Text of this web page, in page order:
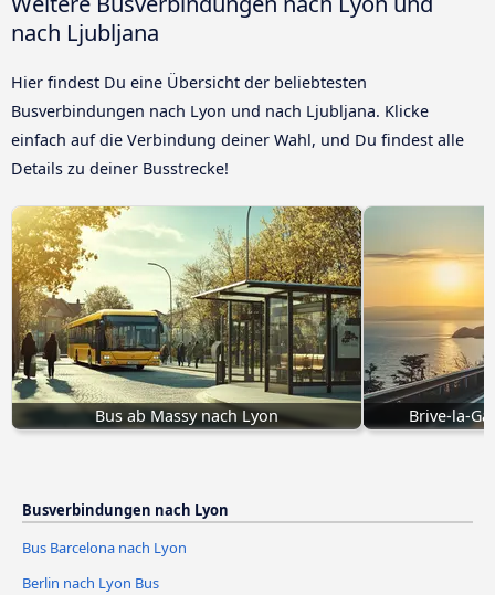
nach Ljubljana
Hier findest Du eine Übersicht der beliebtesten
Busverbindungen nach Lyon und nach Ljubljana. Klicke
einfach auf die Verbindung deiner Wahl, und Du findest alle
Details zu deiner Busstrecke!
Bus ab Massy nach Lyon Brive-la-
Busverbindungen nach Lyon
Bus Barcelona nach Lyon
Berlin nach Lyon Bus